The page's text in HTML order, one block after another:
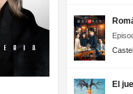
El